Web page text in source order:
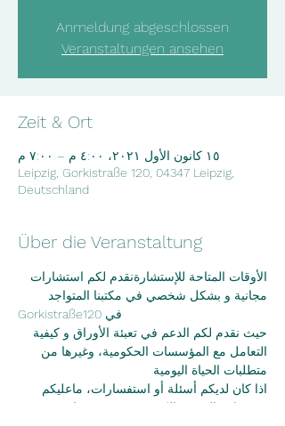
Anmeldung abgeschlossen
Veranstaltungen ansehen
Zeit & Ort
١٥ كانون الأول ٢٠٢١، ٤:٠٠ م – ٧:٠٠ م
Leipzig, Gorkistraße 120, 04347 Leipzig,
Deutschland
Über die Veranstaltung
الأوقات المتاحة للإستشارةنقدم لكم استشارات
مجانية و بشكل شخصي في مكتبنا المتواجد
Gorkistraße120 في
حيث نقدم لكم الدعم في تعبئة الأوراق و كيفية
التعامل مع المؤسسات الحكومية، وغيرها من
متطلبات الحياة اليومية
اذا كان لديكم أسئلة أو استفسارات، ماعليكم
سوى إرسال بريد الكتروني عبر موقعنا